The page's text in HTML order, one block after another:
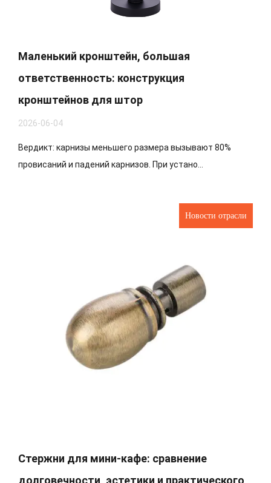
Маленький кронштейн, большая
ответственность: конструкция
кронштейнов для штор
2026-06-04
Вердикт: карнизы меньшего размера вызывают 80%
провисаний и падений карнизов. При устано...
Новости отрасли
Стержни для мини-кафе: сравнение